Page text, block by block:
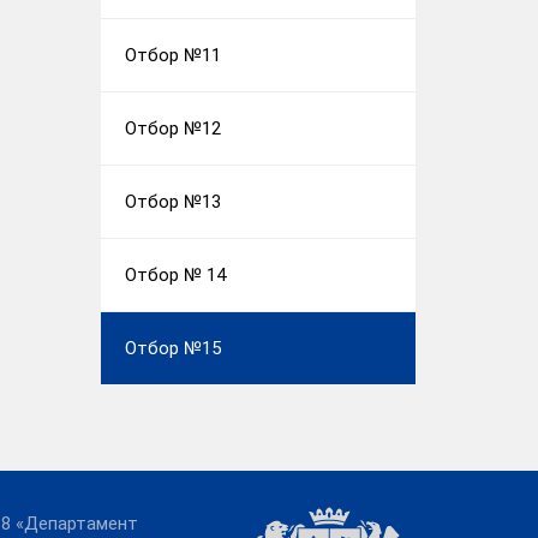
Отбор №11
Отбор №12
Отбор №13
Отбор № 14
Отбор №15
«Департамент